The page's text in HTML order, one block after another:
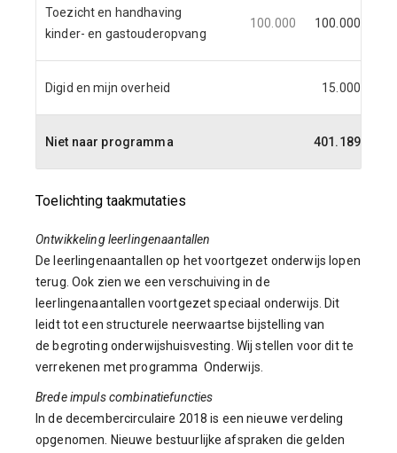
Toezicht en handhaving
kinder- en gastouderopvang
100.000 100.000
Digid en mijn overheid 15.000
Niet naar programma 401.189
Toelichting taakmutaties
Ontwikkeling leerlingenaantallen
De leerlingenaantallen op het voortgezet onderwijs lopen
terug. Ook zien we een verschuiving in de
leerlingenaantallen voortgezet speciaal onderwijs. Dit
leidt tot een structurele neerwaartse bijstelling van
de begroting onderwijshuisvesting. Wij stellen voor dit te
verrekenen met programma Onderwijs.
Brede impuls combinatiefuncties
In de decembercirculaire 2018 is een nieuwe verdeling
opgenomen. Nieuwe bestuurlijke afspraken die gelden